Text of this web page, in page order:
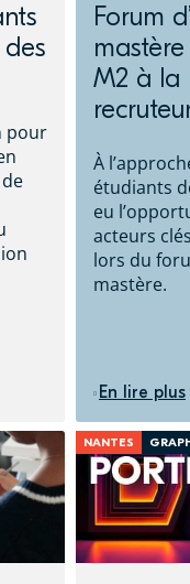
pour
Forum
M2 à la
À
étudiants
eu
acteurs
lors du
mastère.
En lire plus
NANTES